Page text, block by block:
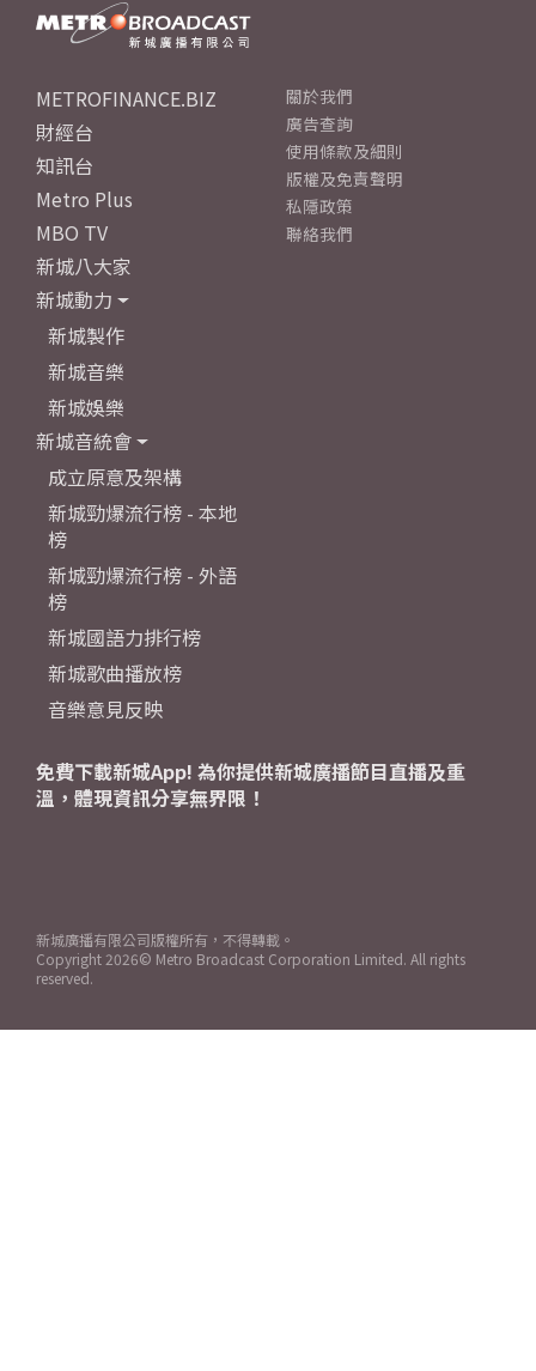
METROFINANCE.BIZ
財經台
知訊台
Metro Plus
MBO TV
新城八大家
新城動力
新城製作
新城音樂
新城娛樂
新城音統會
成立原意及架構
新城勁爆流行榜 - 本地
榜
新城勁爆流行榜 - 外語
榜
新城國語力排行榜
新城歌曲播放榜
音樂意見反映
關於我們
廣告查詢
使用條款及細則
版權及免責聲明
私隱政策
聯絡我們
免費下載新城App! 為你提供新城廣播節目直播及重
溫，體現資訊分享無界限！
新城廣播有限公司版權所有，不得轉載。
Copyright 2026© Metro Broadcast Corporation Limited. All rights
reserved.